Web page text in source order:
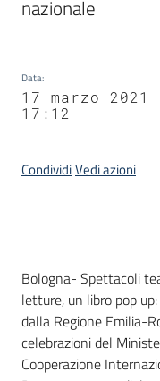
nazionale
Data:
17 marzo 2021
17:12
CondividiVedi azioni
Bologna- Spettacoli
letture, un libro pop
dalla Regione Emilia-
celebrazioni del
Cooperazione